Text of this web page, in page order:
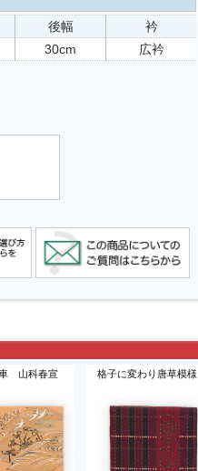
後幅
30cm
衿
広衿
山科春宣 格子に変わり唐草模様